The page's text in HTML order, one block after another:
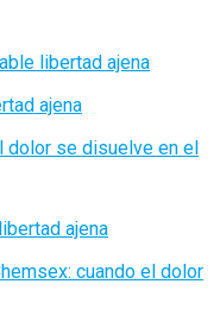
libertad ajena
ajena
dolor se disuelve en el
ajena
cuando el dolor